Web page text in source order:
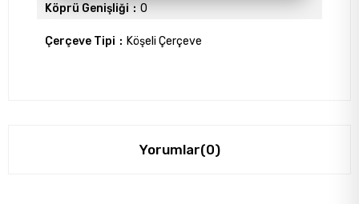
Köprü Genişliği 0
Çerçeve Tipi Köşeli Çerçeve
Yorumlar(0)